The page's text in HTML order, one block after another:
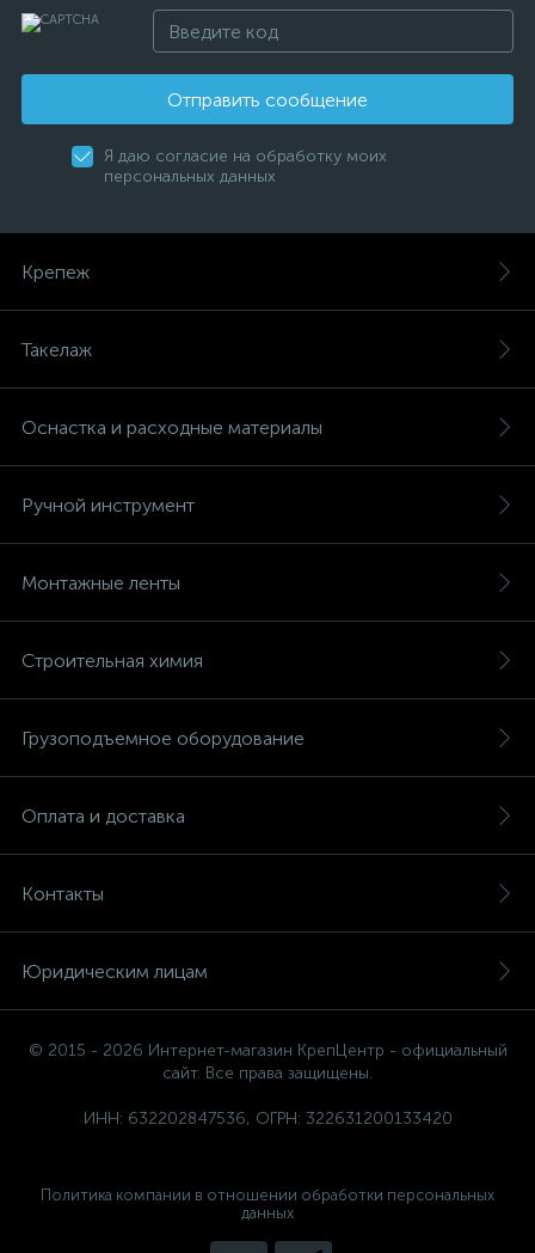
Отправить сообщение
Я даю согласие на обработку моих
персональных данных
Крепеж
Такелаж
Оснастка и расходные материалы
Ручной инструмент
Монтажные ленты
Строительная химия
Грузоподъемное оборудование
Оплата и доставка
Контакты
Юридическим лицам
© 2015 - 2026 Интернет-магазин КрепЦентр - официальный
сайт. Все права защищены.
ИНН: 632202847536, ОГРН: 322631200133420
Политика компании в отношении обработки персональных
данных